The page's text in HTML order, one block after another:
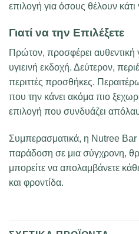
επιλογή για όσους θέλουν
Γιατί να την Επιλέξετε
Πρώτον, προσφέρει αυθεντική
υγιεινή εκδοχή. Δεύτερον,
περιττές προσθήκες.
που την κάνει ακόμα πιο
επιλογή που συνδυάζει
Συμπερασματικά, η Nutree Bar
παράδοση σε μια σύγχρονη,
μπορείτε να απολαμβάνετε
και φροντίδα.